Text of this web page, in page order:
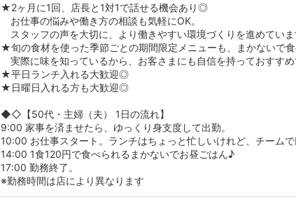
★2ヶ月に1回、店長と1対1で話せる機会あり◎
お仕事の悩みや働き方の相談も気軽にOK。
スタッフの声を大切に、より働きやすい環境づくりを進めてい
★旬の食材を使った季節ごとの期間限定メニューも、まかないで
実際に味を知っているから、お客さまにも自信を持っておすす
★平日ランチ入れる大歓迎◎
★日曜日入れる方も大歓迎◎
◆◇【50代・主婦（夫） 1日の流れ】
9:00 家事を済ませたら、ゆっくり身支度して出勤。
10:00 お仕事スタート。ランチはちょっと忙しいけれど、チーム
14:00 1食120円で食べられるまかないでお昼ごはん♪
17:00 勤務終了。
※勤務時間は店により異なります